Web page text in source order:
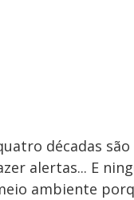
décadas
alertas... E
ambiente